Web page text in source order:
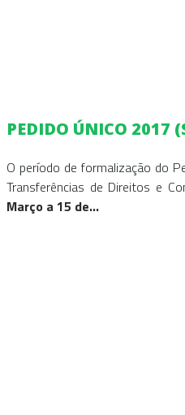
PEDIDO ÚNICO 2017
O período de formalização do
Transferências de Direitos e
Março a 15 de...